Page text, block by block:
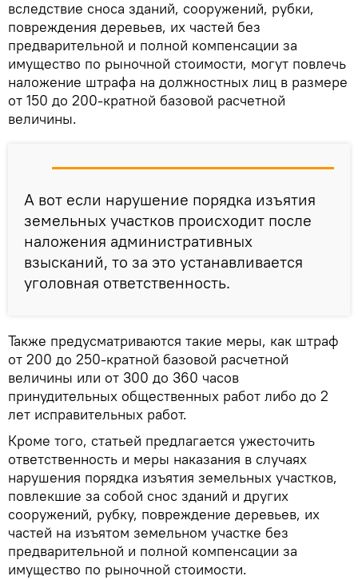
вследствие сноса зданий, сооружений, рубки,
повреждения деревьев, их частей без
предварительной и полной компенсации за
имущество по рыночной стоимости, могут повлечь
наложение штрафа на должностных лиц в размере
от 150 до 200-кратной базовой расчетной
величины.
А вот если нарушение порядка изъятия
земельных участков происходит после
наложения административных
взысканий, то за это устанавливается
уголовная ответственность.
Также предусматриваются такие меры, как штраф
от 200 до 250-кратной базовой расчетной
величины или от 300 до 360 часов
принудительных общественных работ либо до 2
лет исправительных работ.
Кроме того, статьей предлагается ужесточить
ответственность и меры наказания в случаях
нарушения порядка изъятия земельных участков,
повлекшие за собой снос зданий и других
сооружений, рубку, повреждение деревьев, их
частей на изъятом земельном участке без
предварительной и полной компенсации за
имущество по рыночной стоимости.